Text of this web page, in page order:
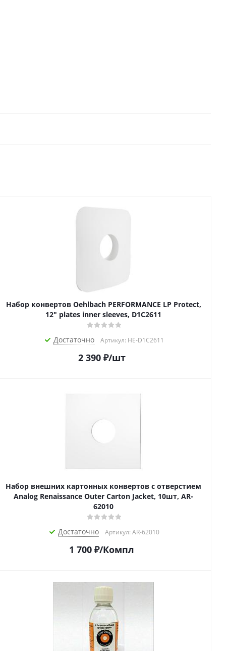
Набор конвертов Oehlbach PERFORMANCE LP Protect,
12" plates inner sleeves, D1C2611
Достаточно Артикул: HE-D1C2611
2 390₽/шт
Набор внешних картонных конвертов с отверстием
Analog Renaissance Оuter Carton Jacket, 10шт, AR-
62010
Достаточно Артикул: AR-62010
1 700 ₽/Компл